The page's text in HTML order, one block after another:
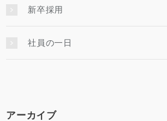
新卒採用
社員の一日
アーカイブ